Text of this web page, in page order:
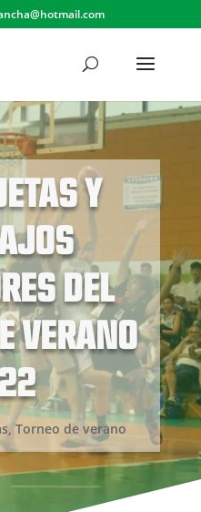
Y
DEL
VERANO
,Torneo de verano